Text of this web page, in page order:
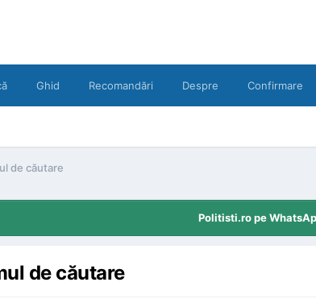
Ghid Recomandări Despre Confirmare
de căutare
Politisti.ro pe
de căutare